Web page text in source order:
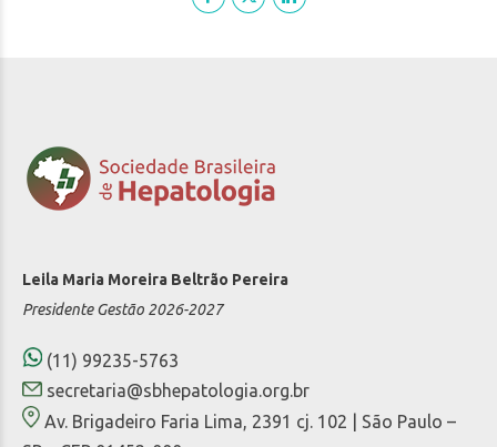
Leila Maria Moreira Beltrão Pereira
Presidente Gestão 2026-2027
(11) 99235-5763
secretaria@sbhepatologia.org.br
Av. Brigadeiro Faria Lima, 2391 cj. 102 | São Paulo –